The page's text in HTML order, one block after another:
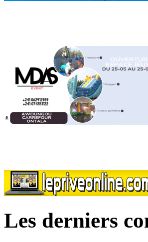
Les derniers